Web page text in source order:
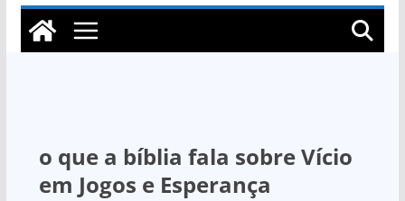
o que a bíblia fala sobre Vício
em Jogos e Esperança